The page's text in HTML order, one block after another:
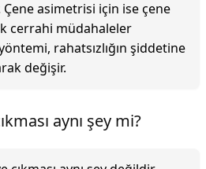
asimetrisi için ise çene
cerrahi müdahaleler
rahatsızlığın şiddetine
değişir.
aynı şey mi?